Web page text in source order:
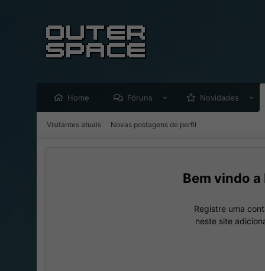
Home Fóruns Novidades
Visitantes atuais Novas postagens de perfil
Registre uma
neste site